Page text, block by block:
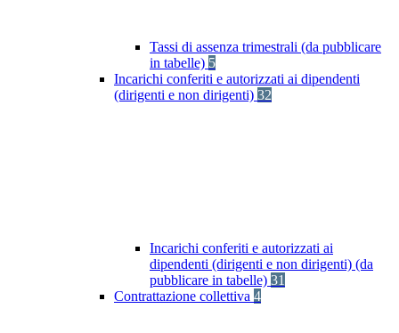
Tassi di assenza trimestrali (da pubblicare
in tabelle) 5
Incarichi conferiti e autorizzati ai dipendenti
(dirigenti e non dirigenti) 32
Incarichi conferiti e autorizzati ai
dipendenti (dirigenti e non dirigenti) (da
pubblicare in tabelle) 31
Contrattazione collettiva 4